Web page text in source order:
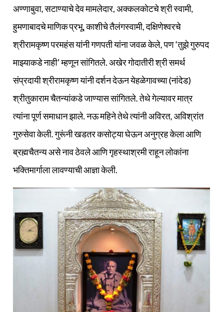
अण्णाबुवा, सटाण्याचे देव मामलेदार, अक्कलकोटचे श्री स्वामी,
हुमणाबादचे माणिक प्रभू, काशीचे तैलंगस्वामी, दक्षिणेश्वरचे
श्रीरामकृष्ण परमहंस यांनी गणपती यांना जवळ केले, पण ‘तुझे गुरुपद
माझ्याकडे नाही’ म्हणून सांगितले. अखेर गोदातीरी श्री समर्थ
संप्रदायी श्रीरामकृष्ण यांनी दर्शन देऊन येहळेगावच्या (नांदेड)
श्रीतुकाराम चैतन्यांकडे जाण्यास सांगितले. तेथे गेल्यावर मात्र
त्यांना पूर्ण समाधान झाले. नऊ महिने तेथे त्यांनी अविरत, अविश्रांत
गुरुसेवा केली. गुरूंनी खडतर कसोट्या घेऊन अनुग्रह केला आणि
ब्रह्मचैतन्य असे नाव ठेवले आणि गृहस्थाश्रमी राहून लोकांना
भक्तिमार्गाला लावण्याची आज्ञा केली.